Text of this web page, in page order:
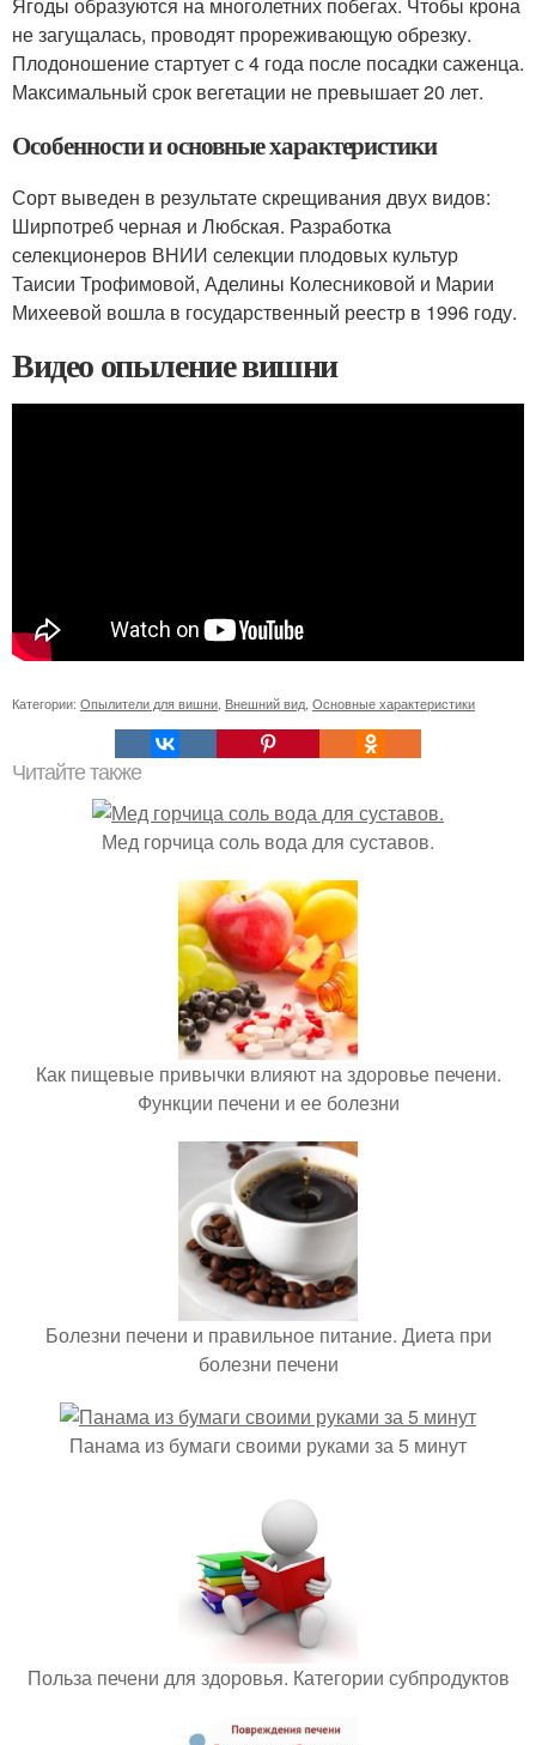
Ягоды образуются на многолетних побегах. Чтобы крона
не загущалась, проводят прореживающую обрезку.
Плодоношение стартует с 4 года после посадки саженца.
Максимальный срок вегетации не превышает 20 лет.
Особенности и основные характеристики
Сорт выведен в результате скрещивания двух видов:
Ширпотреб черная и Любская. Разработка
селекционеров ВНИИ селекции плодовых культур
Таисии Трофимовой, Аделины Колесниковой и Марии
Михеевой вошла в государственный реестр в 1996 году.
Видео опыление вишни
Категории: Опылители для вишни Внешний вид Основные характеристики
Читайте также
Мед горчица соль вода для суставов.
Как пищевые привычки влияют на здоровье печени.
Функции печени и ее болезни
Болезни печени и правильное питание. Диета при
болезни печени
Панама из бумаги своими руками за 5 минут
Польза печени для здоровья. Категории субпродуктов